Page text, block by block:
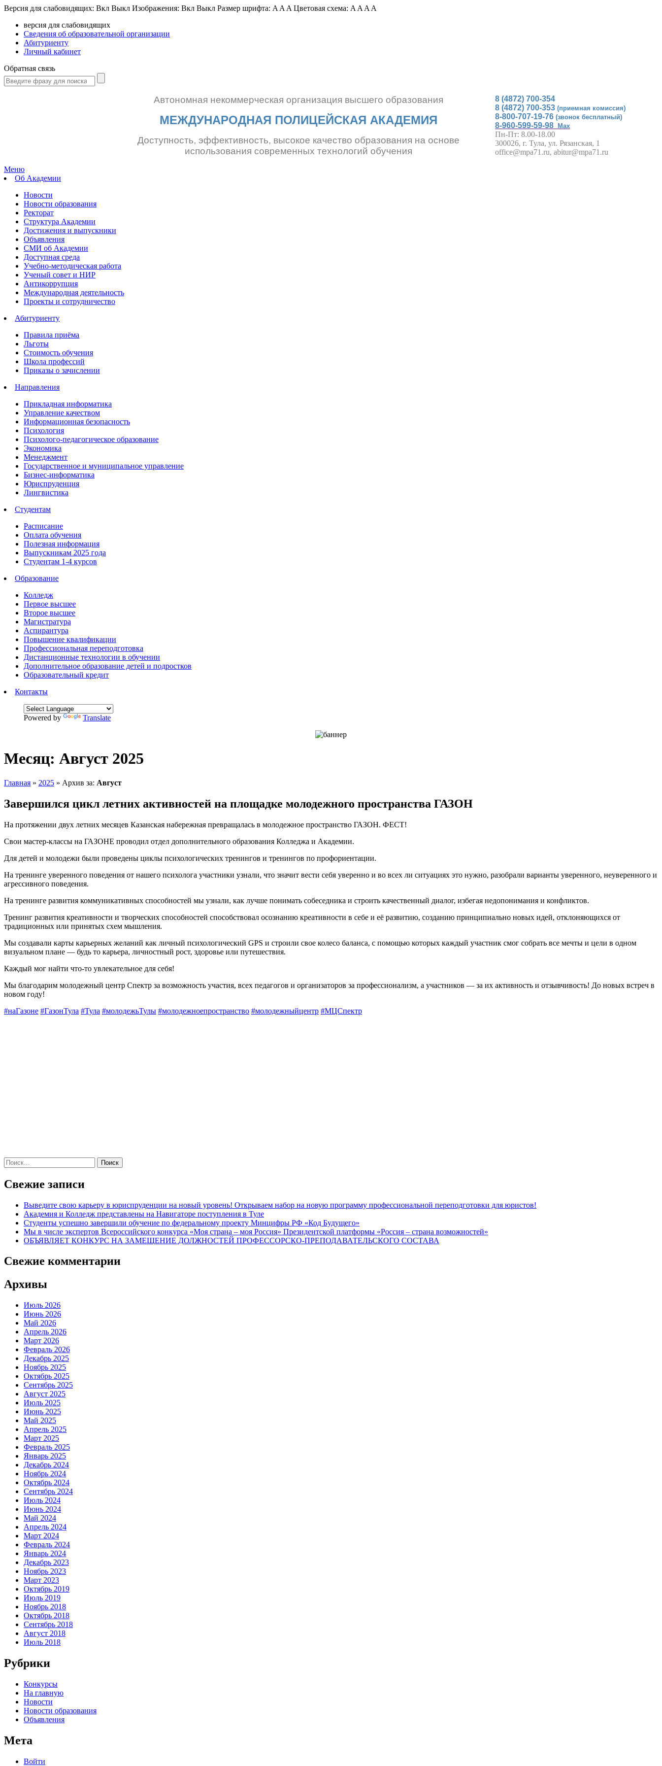
Версия для слабовидящих: Вкл Выкл Изображения: Вкл Выкл Размер шрифта: A A A Цветовая схема: A A A A
версия для слабовидящих
Сведения об образовательной организации
Абитуриенту
Личный кабинет
Обратная связь
Автономная некоммерческая организация высшего образования
МЕЖДУНАРОДНАЯ ПОЛИЦЕЙСКАЯ АКАДЕМИЯ
Доступность, эффективность, высокое качество образования на основе
использования современных технологий обучения
8 (4872) 700-354
8 (4872) 700-353 (приемная комиссия)
8-800-707-19-76 (звонок бесплатный)
8-960-599-59-98 Max
Пн-Пт: 8.00-18.00
300026, г. Тула, ул. Рязанская, 1
office@mpa71.ru, abitur@mpa71.ru
Меню
Об Академии
Новости
Новости образования
Ректорат
Структура Академии
Достижения и выпускники
Объявления
СМИ об Академии
Доступная среда
Учебно-методическая работа
Ученый совет и НИР
Антикоррупция
Международная деятельность
Проекты и сотрудничество
Абитуриенту
Правила приёма
Льготы
Стоимость обучения
Школа профессий
Приказы о зачислении
Направления
Прикладная информатика
Управление качеством
Информационная безопасность
Психология
Психолого-педагогическое образование
Экономика
Менеджмент
Государственное и муниципальное управление
Бизнес-информатика
Юриспруденция
Лингвистика
Студентам
Расписание
Оплата обучения
Полезная информация
Выпускникам 2025 года
Студентам 1-4 курсов
Образование
Колледж
Первое высшее
Второе высшее
Магистратура
Аспирантура
Повышение квалификации
Профессиональная переподготовка
Дистанционные технологии в обучении
Дополнительное образование детей и подростков
Образовательный кредит
Контакты
Powered by Translate
Месяц: Август 2025
Главная » 2025 » Архив за: Август
Завершился цикл летних активностей на площадке молодежного пространства ГАЗОН
На протяжении двух летних месяцев Казанская набережная превращалась в молодежное пространство ГАЗОН. ФЕСТ!
Свои мастер-классы на ГАЗОНЕ проводил отдел дополнительного образования Колледжа и Академии.
Для детей и молодежи были проведены циклы психологических тренингов и тренингов по профориентации.
На тренинге уверенного поведения от нашего психолога участники узнали, что значит вести себя уверенно и во всех ли ситуациях это нужно, разобрали варианты уверенного, неуверенного и
агрессивного поведения.
На тренинге развития коммуникативных способностей мы узнали, как лучше понимать собеседника и строить качественный диалог, избегая недопонимания и конфликтов.
Тренинг развития креативности и творческих способностей способствовал осознанию креативности в себе и её развитию, созданию принципиально новых идей, отклоняющихся от
традиционных или принятых схем мышления.
Мы создавали карты карьерных желаний как личный психологический GPS и строили свое колесо баланса, с помощью которых каждый участник смог собрать все мечты и цели в одном
визуальном плане — будь то карьера, личностный рост, здоровье или путешествия.
Каждый мог найти что-то увлекательное для себя!
Мы благодарим молодежный центр Спектр за возможность участия, всех педагогов и организаторов за профессионализм, а участников — за их активность и отзывчивость! До новых встреч в
новом году!
#наГазоне #ГазонТула #Тула #молодежьТулы #молодежноепространство #молодежныйцентр #МЦСпектр
Найти:
Свежие записи
Выведите свою карьеру в юриспруденции на новый уровень! Открываем набор на новую программу профессиональной переподготовки для юристов!
Академия и Колледж представлены на Навигаторе поступления в Туле
Студенты успешно завершили обучение по федеральному проекту Минцифры РФ «Код Будущего»
Мы в числе экспертов Всероссийского конкурса «Моя страна – моя Россия» Президентской платформы «Россия – страна возможностей»
ОБЪЯВЛЯЕТ КОНКУРС НА ЗАМЕЩЕНИЕ ДОЛЖНОСТЕЙ ПРОФЕССОРСКО-ПРЕПОДАВАТЕЛЬСКОГО СОСТАВА
Свежие комментарии
Архивы
Июль 2026
Июнь 2026
Май 2026
Апрель 2026
Март 2026
Февраль 2026
Декабрь 2025
Ноябрь 2025
Октябрь 2025
Сентябрь 2025
Август 2025
Июль 2025
Июнь 2025
Май 2025
Апрель 2025
Март 2025
Февраль 2025
Январь 2025
Декабрь 2024
Ноябрь 2024
Октябрь 2024
Сентябрь 2024
Июль 2024
Июнь 2024
Май 2024
Апрель 2024
Март 2024
Февраль 2024
Январь 2024
Декабрь 2023
Ноябрь 2023
Март 2023
Октябрь 2019
Июль 2019
Ноябрь 2018
Октябрь 2018
Сентябрь 2018
Август 2018
Июль 2018
Рубрики
Конкурсы
На главную
Новости
Новости образования
Объявления
Мета
Войти